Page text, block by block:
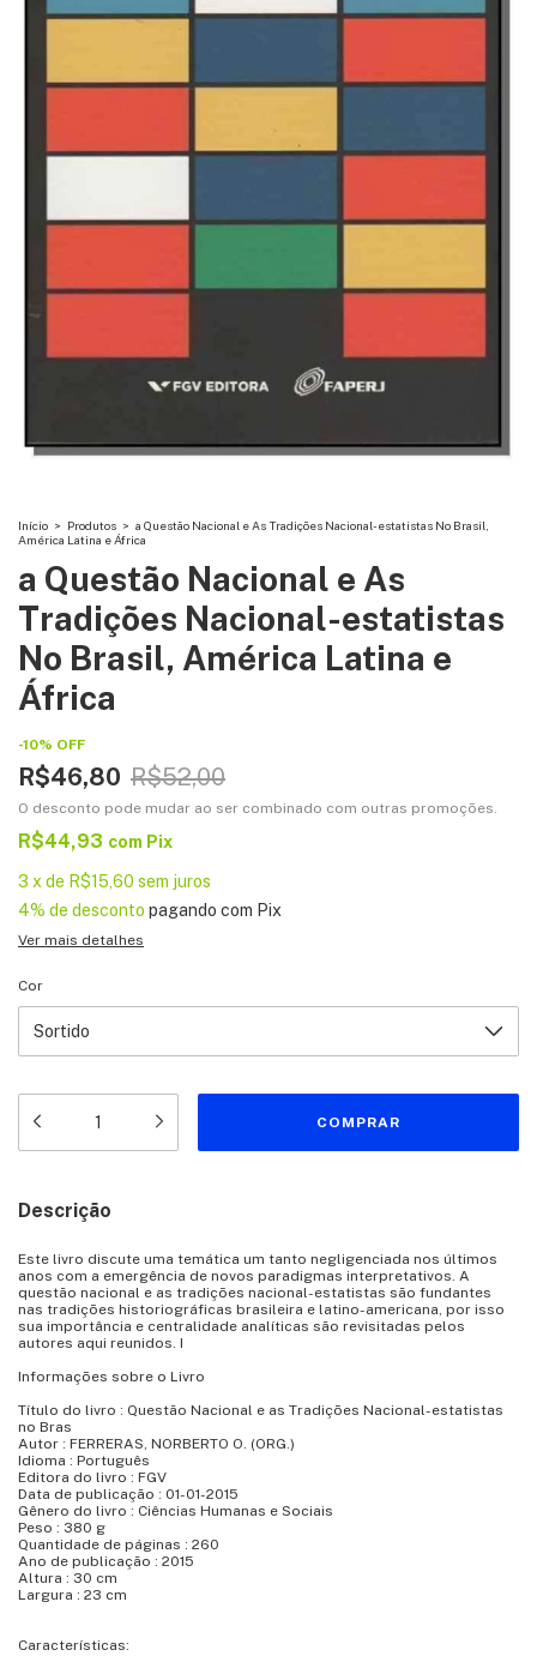
Início > Produtos > a Questão Nacional e As Tradições Nacional-estatistas No Brasil,
América Latina e África
a Questão Nacional e As
Tradições Nacional-estatistas
No Brasil, América Latina e
África
-10% OFF
R$46,80 R$52,00
O desconto pode mudar ao ser combinado com outras promoções.
R$44,93 com Pix
3 x de R$15,60 sem juros
4% de desconto pagando com Pix
Ver mais detalhes
Cor
Descrição
Este livro discute uma temática um tanto negligenciada nos últimos
anos com a emergência de novos paradigmas interpretativos. A
questão nacional e as tradições nacional-estatistas são fundantes
nas tradições historiográficas brasileira e latino-americana, por isso
sua importância e centralidade analíticas são revisitadas pelos
autores aqui reunidos. I
Informações sobre o Livro
Título do livro : Questão Nacional e as Tradições Nacional-estatistas
no Bras
Autor : FERRERAS, NORBERTO O. (ORG.)
Idioma : Português
Editora do livro : FGV
Data de publicação : 01-01-2015
Gênero do livro : Ciências Humanas e Sociais
Peso : 380 g
Quantidade de páginas : 260
Ano de publicação : 2015
Altura : 30 cm
Largura : 23 cm
Características: